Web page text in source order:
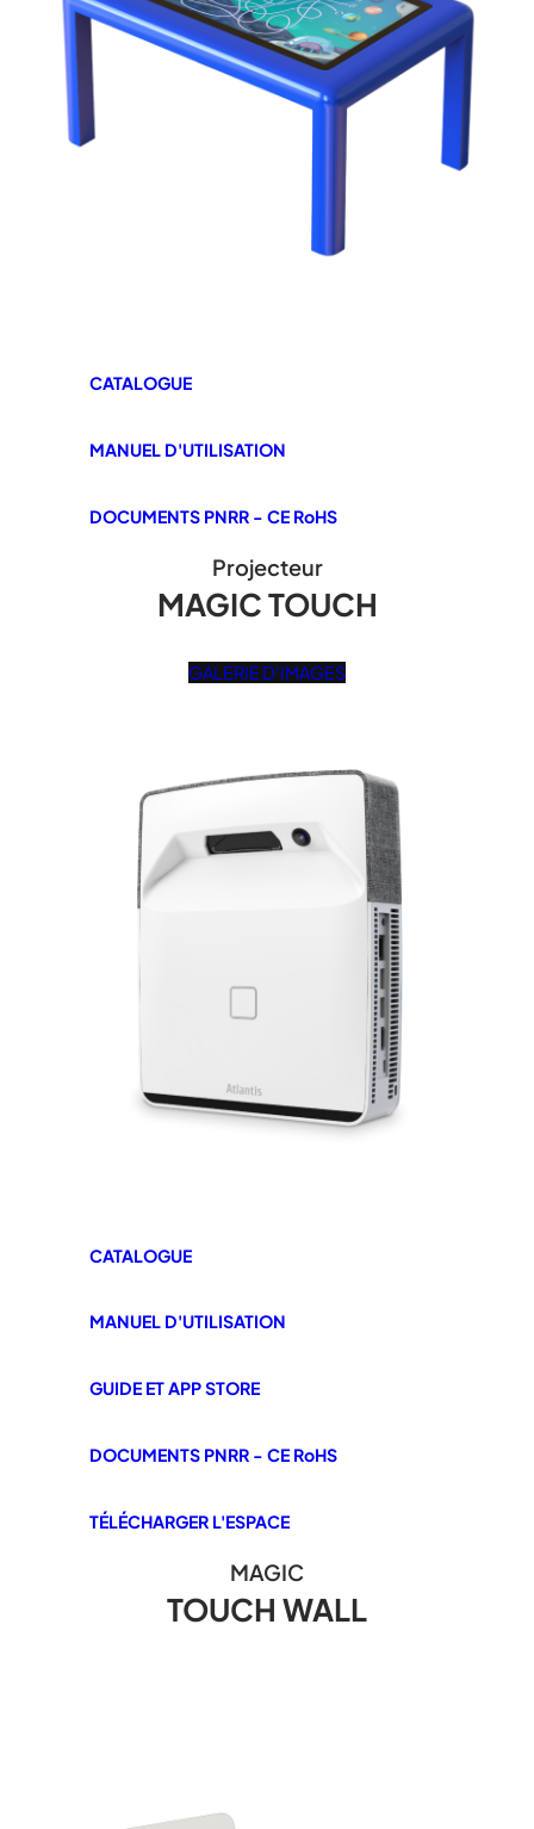
CATALOGUE
MANUEL D'UTILISATION
DOCUMENTS PNRR - CE RoHS
Projecteur
MAGIC TOUCH
GALERIE D'IMAGES
CATALOGUE
MANUEL D'UTILISATION
GUIDE ET APP STORE
DOCUMENTS PNRR - CE RoHS
TÉLÉCHARGER L'ESPACE
MAGIC
TOUCH WALL